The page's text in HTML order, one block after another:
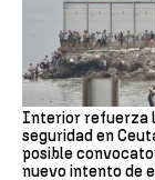
Interior refuerza
seguridad en
posible
nuevo intento de